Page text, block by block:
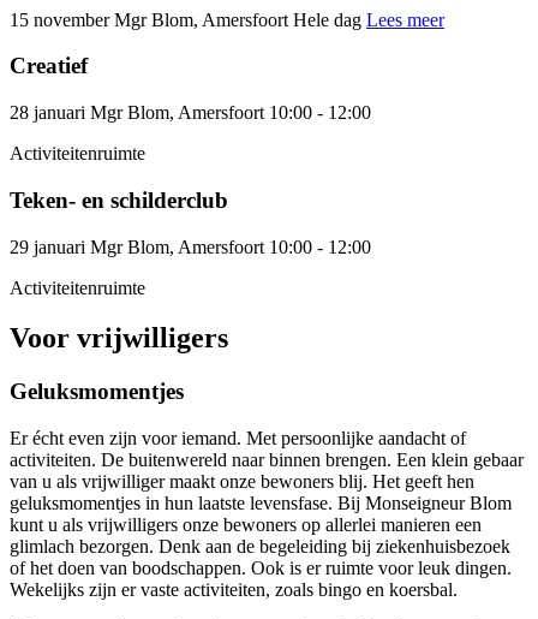
15 novemberMgr Blom, Amersfoort Hele dag Lees meer
Creatief
28 januari Mgr Blom, Amersfoort 10:00 - 12:00
Activiteitenruimte
Teken- en schilderclub
29 januari Mgr Blom, Amersfoort 10:00 - 12:00
Activiteitenruimte
Voor vrijwilligers
Geluksmomentjes
Er écht even zijn voor iemand. Met persoonlijke aandacht of
activiteiten. De buitenwereld naar binnen brengen. Een klein gebaar
van u als vrijwilliger maakt onze bewoners blij. Het geeft hen
geluksmomentjes in hun laatste levensfase. Bij Monseigneur Blom
kunt u als vrijwilligers onze bewoners op allerlei manieren een
glimlach bezorgen. Denk aan de begeleiding bij ziekenhuisbezoek
of het doen van boodschappen. Ook is er ruimte voor leuk dingen.
Wekelijks zijn er vaste activiteiten, zoals bingo en koersbal.